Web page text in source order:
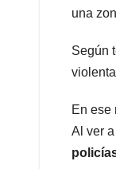
una
Según
En ese
Al ver